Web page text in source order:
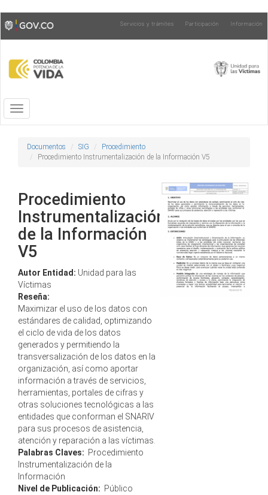
Pasar
al
contenido
Toggle
high
contrast
Servicios y trámites Participación Información
Toggle
navigation
Documentos SIG
Procedimiento
Procedimiento Instrumentalización de la Información V5
Procedimiento
Instrumentalización
de la Información
V5
Autor Entidad: Unidad para las
Víctimas
Reseña:
Maximizar el uso de los datos con
estándares de calidad, optimizando
el ciclo de vida de los datos
generados y permitiendo la
transversalización de los datos en la
organización, así como aportar
información a través de servicios,
herramientas, portales de cifras y
otras soluciones tecnológicas a las
entidades que conforman el SNARIV
para sus procesos de asistencia,
atención y reparación a las víctimas.
Palabras Claves: Procedimiento
Instrumentalización de la
Información
Nivel de Publicación: Público